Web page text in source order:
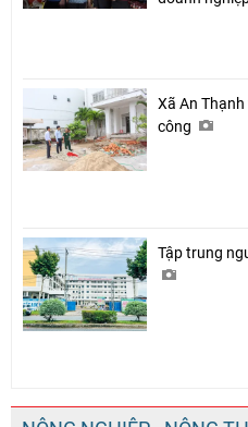
Xã An
công
Tập trung